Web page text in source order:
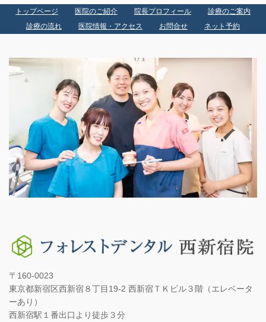
トップページ 医院のご紹介 院長プロフィール
診療のご案内
診療の流れ
医院情報・アクセス お問合せ ネット予約
〒160-0023
東京都新宿区西新宿８丁目19-2 西新宿ＴＫビル３階（エレベータ
ーあり）
西新宿駅１番出口より徒歩３分